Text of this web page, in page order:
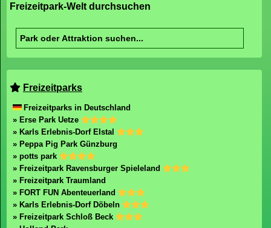
Freizeitpark-Welt durchsuchen
Freizeitparks
Freizeitparks in Deutschland
» Erse Park Uetze
» Karls Erlebnis-Dorf Elstal
» Peppa Pig Park Günzburg
» potts park
» Freizeitpark Ravensburger Spieleland
» Freizeitpark Traumland
» FORT FUN Abenteuerland
» Karls Erlebnis-Dorf Döbeln
» Freizeitpark Schloß Beck